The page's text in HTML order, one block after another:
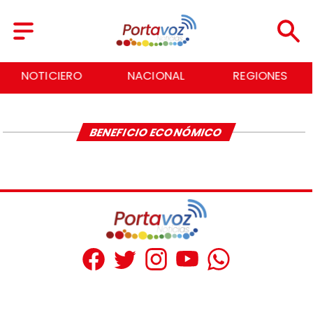
NOTICIERO NACIONAL REGIONES
BENEFICIO ECONÓMICO